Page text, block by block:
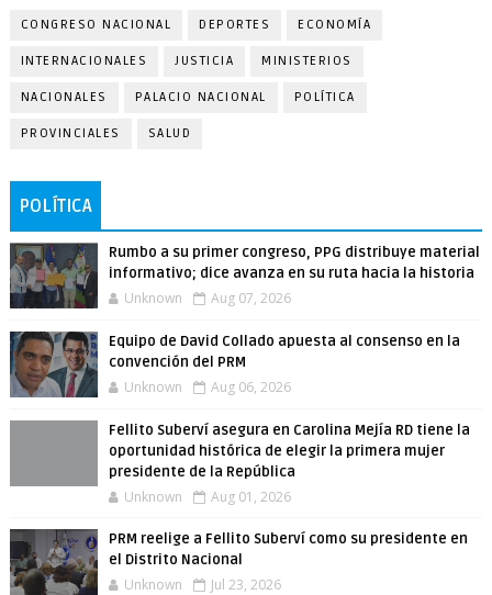
CONGRESO NACIONAL DEPORTES ECONOMÍA
INTERNACIONALES JUSTICIA MINISTERIOS
NACIONALES PALACIO NACIONAL POLÍTICA
PROVINCIALES SALUD
POLÍTICA
Rumbo a su primer congreso, PPG distribuye material
informativo; dice avanza en su ruta hacia la historia
Unknown Aug 07, 2026
Equipo de David Collado apuesta al consenso en la
convención del PRM
Unknown Aug 06, 2026
Fellito Suberví asegura en Carolina Mejía RD tiene la
oportunidad histórica de elegir la primera mujer
presidente de la República
Unknown Aug 01, 2026
PRM reelige a Fellito Suberví como su presidente en
el Distrito Nacional
Unknown Jul 23, 2026